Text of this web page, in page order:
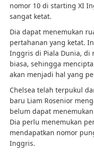
nomor 10 di starting XI
sangat ketat.
Dia dapat menemukan
pertahanan yang ketat.
Inggris di Piala Dunia, di
biasa, sehingga
akan menjadi hal yang
Chelsea telah terpukul
baru Liam Rosenior
belum dapat
Dia perlu menemukan
mendapatkan nomor
Inggris.